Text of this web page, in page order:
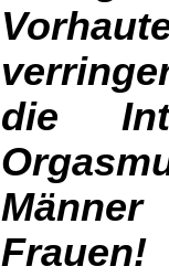
die
Frauen!